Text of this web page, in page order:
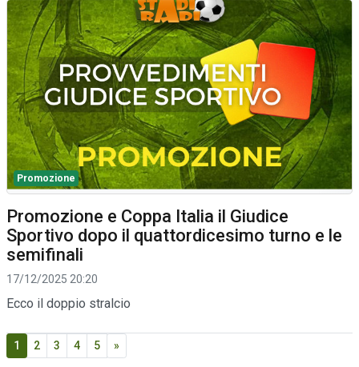
Promozione
Promozione e Coppa Italia il Giudice
Sportivo dopo il quattordicesimo turno e le
semifinali
17/12/2025 20:20
Ecco il doppio stralcio
1 2 3 4 5 »